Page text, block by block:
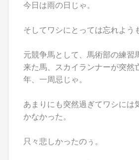
今日は雨の日じゃ。
そしてワシにとっては忘れよう
元競争馬として、馬術部の練習
来た馬、スカイランナーが突然
年、一周忌じゃ。
あまりにも突然過ぎてワシには
かなかった。
只々悲しかったのぅ。